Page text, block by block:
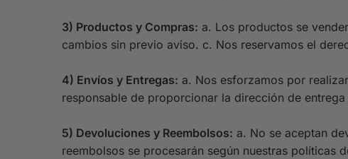
3) Productos y Compras: a. Los productos se
cambios sin previo aviso. c. Nos reservamos el
4) Envíos y Entregas: a. Nos esforzamos por
responsable de proporcionar la dirección de
5) Devoluciones y Reembolsos: a. No se aceptan
reembolsos se procesarán según nuestras políticas